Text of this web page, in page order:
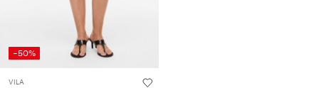
-50%
VILA